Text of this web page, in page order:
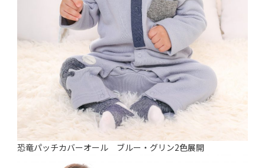
恐竜パッチカバーオール ブルー・グリン2色展開